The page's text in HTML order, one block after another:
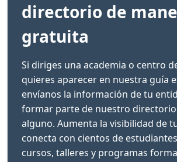
directorio de
gratuita
Si diriges una academia o centro
quieres aparecer en nuestra guía
envíanos la información de tu
formar parte de nuestro
alguno. Aumenta la visibilidad de
conecta con cientos de
cursos, talleres y programas